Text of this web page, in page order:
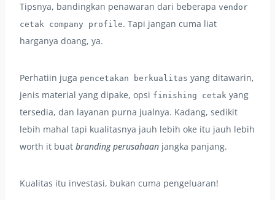
Tipsnya, bandingkan penawaran dari beberapa vendor
cetak company profile. Tapi jangan cuma liat
harganya doang, ya.
Perhatiin juga pencetakan berkualitas yang ditawarin,
jenis material yang dipake, opsi finishing cetak yang
tersedia, dan layanan purna jualnya. Kadang, sedikit
lebih mahal tapi kualitasnya jauh lebih oke itu jauh lebih
worth it buat branding perusahaan jangka panjang.
Kualitas itu investasi, bukan cuma pengeluaran!